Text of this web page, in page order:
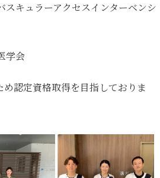
スキュラーアクセスインターベンシ
学会
め認定資格取得を目指しておりま